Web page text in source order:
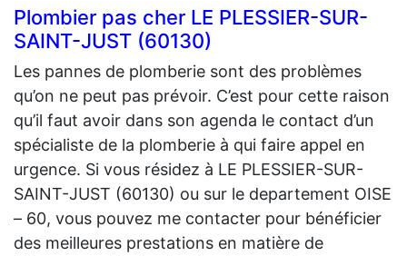
Plombier pas cher LE PLESSIER-SUR-
SAINT-JUST (60130)
Les pannes de plomberie sont des problèmes
qu’on ne peut pas prévoir. C’est pour cette raison
qu’il faut avoir dans son agenda le contact d’un
spécialiste de la plomberie à qui faire appel en
urgence. Si vous résidez à LE PLESSIER-SUR-
SAINT-JUST (60130) ou sur le departement OISE
– 60, vous pouvez me contacter pour bénéficier
des meilleures prestations en matière de